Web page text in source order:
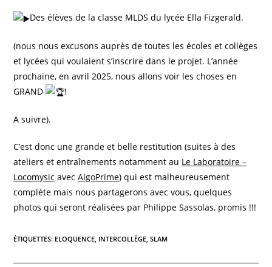
Des élèves de la classe MLDS du lycée Ella Fizgerald.
(nous nous excusons auprès de toutes les écoles et collèges
et lycées qui voulaient s’inscrire dans le projet. L’année
prochaine, en avril 2025, nous allons voir les choses en
GRAND
!
A suivre).
C’est donc une grande et belle restitution (suites à des
ateliers et entraînements notamment au Le Laboratoire –
Locomysic avecAlgoPrime) qui est malheureusement
complète mais nous partagerons avec vous, quelques
photos qui seront réalisées par Philippe Sassolas, promis !!!
ÉTIQUETTES: ELOQUENCE, INTERCOLLÈGE, SLAM